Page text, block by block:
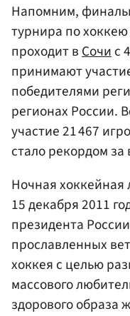
Напомним,
турнира по
проходит вСочис
принимают
победителями
регионах России.
участие 21 467
стало рекордом
Ночная хоккейная
15 декабря 2011
президента России
прославленных
хоккея с целью
массового
здорового образа